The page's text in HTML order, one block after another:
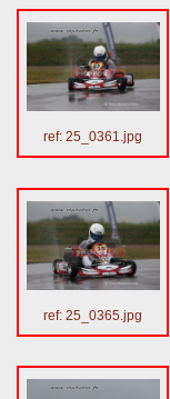
ref: 25_0361.jpg
ref: 25_0365.jpg